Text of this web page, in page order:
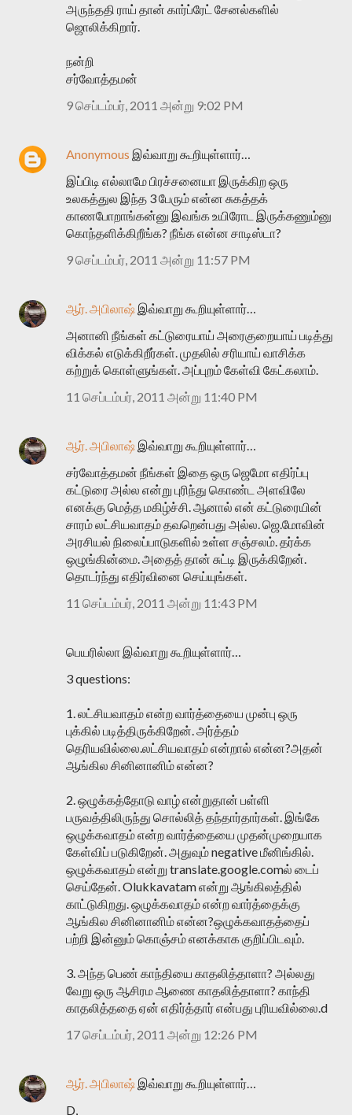
அருந்ததி ராய் தான் கார்ப்ரேட் சேனல்களில்
ஜொலிக்கிறார்.
நன்றி
சர்வோத்தமன்
9 செப்டம்பர், 2011 அன்று 9:02 PM
Anonymous இவ்வாறு கூறியுள்ளார்…
இப்பிடி எல்லாமே பிரச்சனையா இருக்கிற ஒரு
உலகத்துல இந்த 3 பேரும் என்ன சுகத்தக்
காணபோறாங்கன்னு இவங்க உயிரோட இருக்கணும்னு
கொந்தளிக்கிறீங்க? நீங்க என்ன சாடிஸ்டா?
9 செப்டம்பர், 2011 அன்று 11:57 PM
ஆர். அபிலாஷ் இவ்வாறு கூறியுள்ளார்…
அனானி நீங்கள் கட்டுரையாய் அரைகுறையாய் படித்து
விக்கல் எடுக்கிறீர்கள். முதலில் சரியாய் வாசிக்க
கற்றுக் கொள்ளுங்கள். அப்புறம் கேள்வி கேட்கலாம்.
11 செப்டம்பர், 2011 அன்று 11:40 PM
ஆர். அபிலாஷ் இவ்வாறு கூறியுள்ளார்…
சர்வோத்தமன் நீங்கள் இதை ஒரு ஜெமோ எதிர்ப்பு
கட்டுரை அல்ல என்று புரிந்து கொண்ட அளவிலே
எனக்கு மெத்த மகிழ்ச்சி. ஆனால் என் கட்டுரையின்
சாரம் லட்சியவாதம் தவறென்பது அல்ல. ஜெ.மோவின்
அரசியல் நிலைப்பாடுகளில் உள்ள சஞ்சலம். தர்க்க
ஒழுங்கின்மை. அதைத் தான் சுட்டி இருக்கிறேன்.
தொடர்ந்து எதிர்வினை செய்யுங்கள்.
11 செப்டம்பர், 2011 அன்று 11:43 PM
பெயரில்லா இவ்வாறு கூறியுள்ளார்…
3 questions:
1. லட்சியவாதம் என்ற வார்த்தையை முன்பு ஒரு
புக்கில் படித்திருக்கிறேன். அர்த்தம்
தெரியவில்லை.லட்சியவாதம் என்றால் என்ன?அதன்
ஆங்கில சினினானிம் என்ன?
2. ஒழுக்கத்தோடு வாழ் என்றுதான் பள்ளி
பருவத்திலிருந்து சொல்லித் தந்தார்தார்கள். இங்கே
ஒழுக்கவாதம் என்ற வார்த்தையை முதன்முறையாக
கேள்விப் படுகிறேன். அதுவும் negative மீனிங்கில்.
ஒழுக்கவாதம் என்று translate.google.comல் டைப்
செய்தேன். Olukkavatam என்று ஆங்கிலத்தில்
காட்டுகிறது. ஒழுக்கவாதம் என்ற வார்த்தைக்கு
ஆங்கில சினினானிம் என்ன?ஒழுக்கவாதத்தைப்
பற்றி இன்னும் கொஞ்சம் எனக்காக குறிப்பிடவும்.
3. அந்த பெண் காந்தியை காதலித்தாளா? அல்லது
வேறு ஒரு ஆசிரம ஆணை காதலித்தாளா? காந்தி
காதலித்ததை ஏன் எதிர்த்தார் என்பது புரியவில்லை.d
17 செப்டம்பர், 2011 அன்று 12:26 PM
ஆர். அபிலாஷ் இவ்வாறு கூறியுள்ளார்…
D,